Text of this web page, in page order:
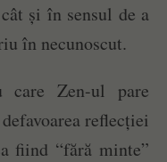
și în sensul de a
în necunoscut.
care Zen-ul pare
reflecției
fiind “fără minte”